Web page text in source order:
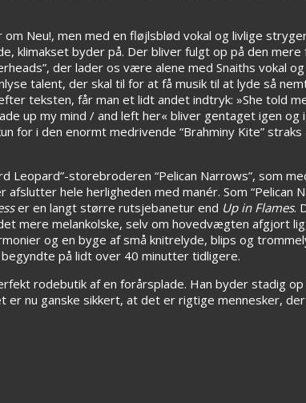
Neu!, men med en fløjlsblød vokal og livlige
klimakset byder på. Der bliver fulgt op på den
der lader os være alene med Snaiths vokal
talent, der skal til for at få musik til at lyde så
teksten, får man et lidt andet indtryk: »She told
up my mind / and left her« bliver gentaget igen og
for i den enormt medrivende “Brahminy Kite”
Leopard”-storebroderen “Pelican Narrows”, som
hele herligheden med manér. Som “Pelican
er en langt større rutsjebanetur end Up in Flames.
mere melankolske, selv om hovedvægten afgjort
og en byge af små knitrelyde, blips og
på lidt over 40 minutter tidligere.
rodebutik af en forårsplade. Han byder stadig
nu ganske sikkert, at det er rigtige mennesker,